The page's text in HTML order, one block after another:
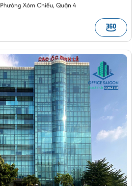
Phường Xóm Chiếu, Quận 4